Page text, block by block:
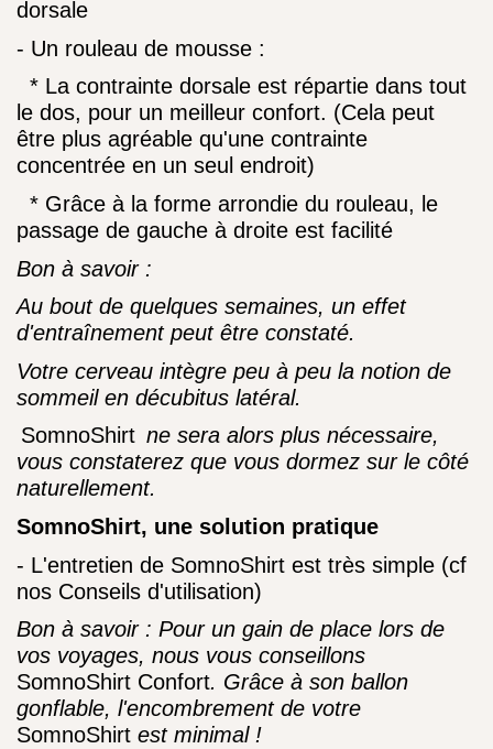
dorsale
- Un rouleau de mousse :
* La contrainte dorsale est répartie dans tout
le dos, pour un meilleur confort. (Cela peut
être plus agréable qu'une contrainte
concentrée en un seul endroit)
* Grâce à la forme arrondie du rouleau, le
passage de gauche à droite est facilité
Bon à savoir :
Au bout de quelques semaines, un effet
d'entraînement peut être constaté.
Votre cerveau intègre peu à peu la notion de
sommeil en décubitus latéral.
SomnoShirt ne sera alors plus nécessaire,
vous constaterez que vous dormez sur le côté
naturellement.
SomnoShirt, une solution pratique
- L'entretien de SomnoShirt est très simple (cf
nos Conseils d'utilisation)
Bon à savoir : Pour un gain de place lors de
vos voyages, nous vous conseillons
SomnoShirt Confort. Grâce à son ballon
gonflable, l'encombrement de votre
SomnoShirt est minimal !